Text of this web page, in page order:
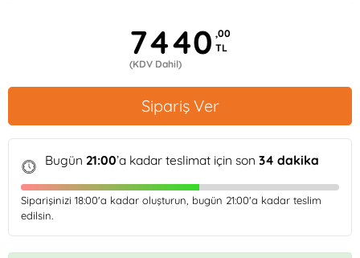
7440 ,00
TL
(KDV Dahil)
Sipariş Ver
Bugün 21:00’a kadar teslimat için son 34 dakika
Siparişinizi 18:00'a kadar oluşturun, bugün 21:00'a kadar teslim
edilsin.